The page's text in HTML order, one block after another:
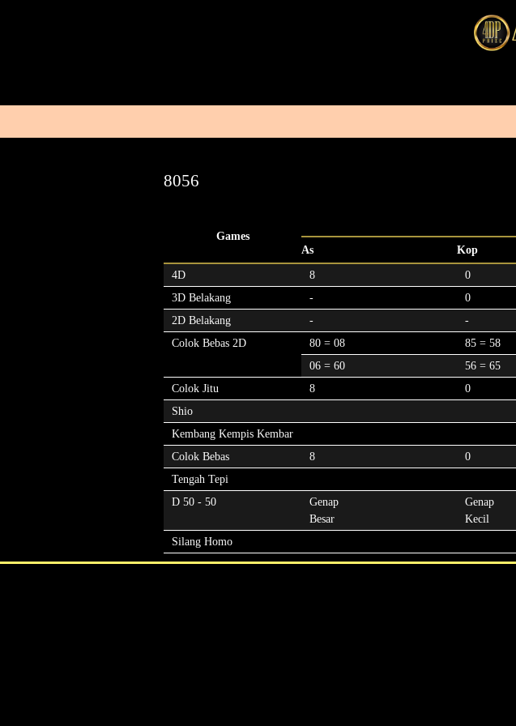
8056
Games
As Kop
4D 8 0
3D Belakang
- 0
2D Belakang
- -
Colok Bebas 2D
80 = 08 85 = 58
06 = 60
56 = 65
Colok Jitu
8 0
Shio
Kembang Kempis Kembar
Colok Bebas
8 0
Tengah Tepi
D 50 - 50
Genap
Besar
Genap
Kecil
Silang Homo